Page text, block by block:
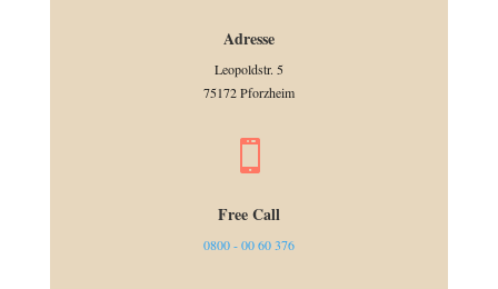
Adresse
Leopoldstr. 5
75172 Pforzheim

Free Call
0800 - 00 60 376